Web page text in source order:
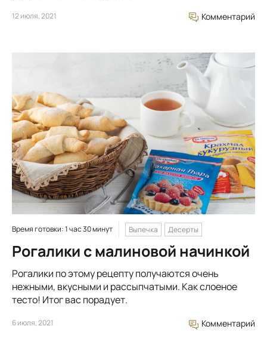
12 июля, 2021 Комментарий
Время готовки: 1 час 30 минут Выпечка Десерты
Рогалики с малиновой начинкой
Рогалики по этому рецепту получаются очень
нежными, вкусными и рассыпчатыми. Как слоеное
тесто! Итог вас порадует.
6 июля, 2021 Комментарий